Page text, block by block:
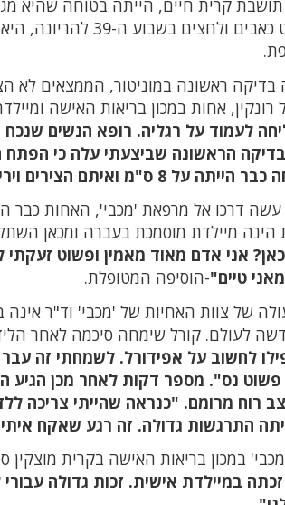
שמחה (28) תושבת קרית חיים, הייתה
ה-39 להריונה, היא בקשה לבצע בדיקות.
ראשונה במוניטור, הממצאים לא
אחות במכון בריאות האישה
לעמוד על רגליה. רופא הנשים
ואיתם הצירים וירידת המים".
עשה דרכו אל מרפאת 'מכבי', האחות כבר
מיילדת מוסמכת בעברה ומכאן
כאן? אני אדם מאוד מאמין ופשוט
טיים"-הוסיפה המטופלת.
של צוות האחיות של 'מכבי' וד"ר
לעולם. קורל שימחה סיכמה לאחר
לחשוב על אפידורל. לשמחתי זה
נס". מספר דקות לאחר מכן הגיע
רוח מרומם. "כנראה שהייתי צריכה
התרגשות גדולה. זה רגע שאקח איתי
במכון בריאות האישה בקרית מוצקין
במיילדת אישית. זכות גדולה עבורי